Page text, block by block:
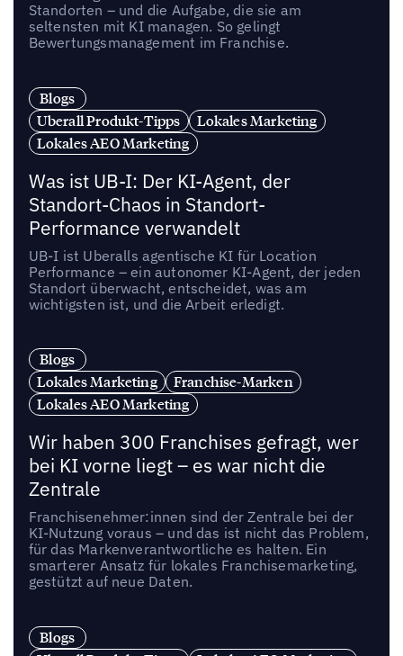
Standorten – und die Aufgabe, die sie am
seltensten mit KI managen. So gelingt
Bewertungsmanagement im Franchise.
Blogs
Uberall Produkt-Tipps
Lokales Marketing
Lokales AEO Marketing
Was ist UB-I: Der KI-Agent, der
Standort-Chaos in Standort-
Performance verwandelt
UB-I ist Uberalls agentische KI für Location
Performance – ein autonomer KI-Agent, der jeden
Standort überwacht, entscheidet, was am
wichtigsten ist, und die Arbeit erledigt.
Blogs
Lokales Marketing
Franchise-Marken
Lokales AEO Marketing
Wir haben 300 Franchises gefragt, wer
bei KI vorne liegt – es war nicht die
Zentrale
Franchisenehmer:innen sind der Zentrale bei der
KI-Nutzung voraus – und das ist nicht das Problem,
für das Markenverantwortliche es halten. Ein
smarterer Ansatz für lokales Franchisemarketing,
gestützt auf neue Daten.
Blogs